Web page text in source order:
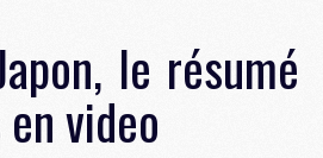
le résumé
video